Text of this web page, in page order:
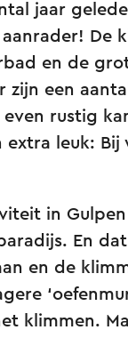
jaar
De
en de
zijn een
rustig
extra leuk:
in
En
en de
klimmen.